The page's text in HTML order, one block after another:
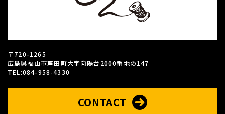
〒720-1265
広島県福山市芦田町大字向陽台2000番地の147
TEL:084-958-4330
CONTACT